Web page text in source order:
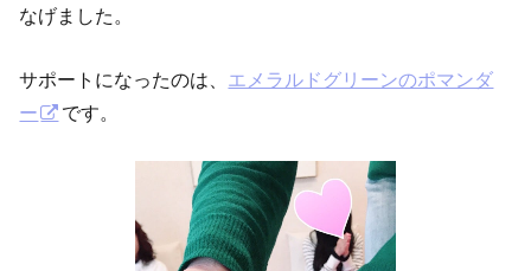
なげました。
サポートになったのは、 エメラルドグリーンのポマンダ
ー
です。